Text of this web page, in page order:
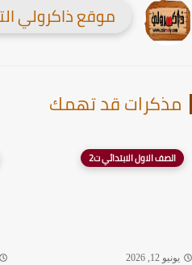
موقع ذاكرولي
قد تهمك
الصف الاول الابتدائي ت2
12, 2026